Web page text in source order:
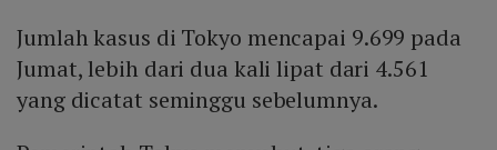
Jumlah kasus di Tokyo mencapai 9.699 pada
Jumat, lebih dari dua kali lipat dari 4.561
yang dicatat seminggu sebelumnya.